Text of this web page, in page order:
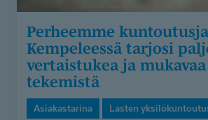
Perheemme kuntoutusjakso
Kempeleessä tarjosi
vertaistukea ja
tekemistä
Asiakastarina
Lasten